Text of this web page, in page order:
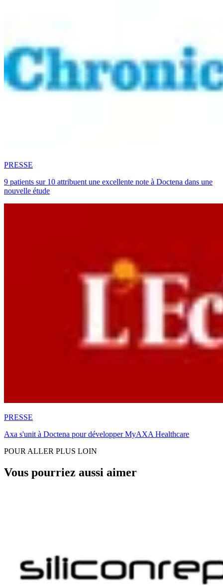
PRESSE
9 patients sur 10 attribuent une excellente note à Doctena dans une
nouvelle étude
PRESSE
Axa s'unit à Doctena pour développer MyAXA Healthcare
POUR ALLER PLUS LOIN
Vous pourriez aussi aimer